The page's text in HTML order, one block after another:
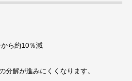
ら約10％減
分解が進みにくくなります。